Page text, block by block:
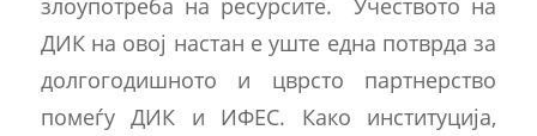
ДИК на овој настан е уште една потврда за
долгогодишното и цврсто партнерство
помеѓу ДИК и ИФЕС. Како институција,